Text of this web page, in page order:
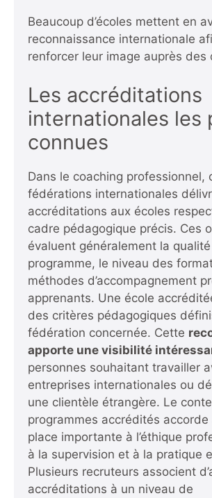
Beaucoup d’écoles mettent en
reconnaissance internationale
renforcer leur image auprès des
Les accréditations
internationales les
connues
Dans le coaching professionnel,
fédérations internationales
accréditations aux écoles
cadre pédagogique précis. Ces
évaluent généralement la
programme, le niveau des
méthodes d’accompagnement
apprenants. Une école
des critères pédagogiques
fédération concernée. Cette
apporte une visibilité
personnes souhaitant travailler
entreprises internationales ou
une clientèle étrangère. Le
programmes accrédités accorde
place importante à l’éthique
à la supervision et à la pratique
Plusieurs recruteurs associent
accréditations à un niveau de